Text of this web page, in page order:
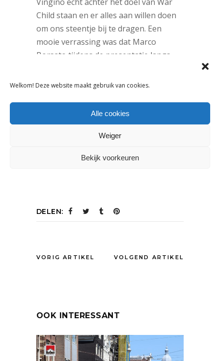
Welkom! Deze website maakt gebruik van cookies.
Alle cookies
Weiger
Bekijk voorkeuren
Child staan en er alles aan willen doen
om ons steentje bij te dragen. Een
mooie verrassing was dat Marco
Borsato tijdens de presentatie langs
aan War Child en vertelde zijn verhaal
betrokkenheid was goed voelbaar in de
avond af met het concert van Martin
DELEN:
VORIG ARTIKEL VOLGEND ARTIKEL
OOK INTERESSANT